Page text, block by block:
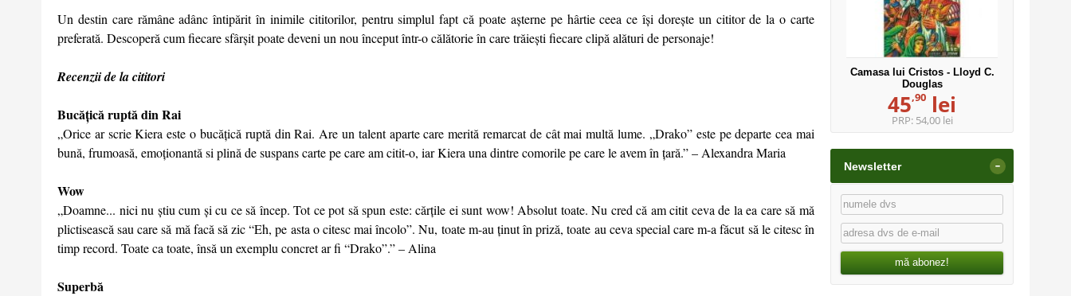
Un destin care rămâne adânc întipărit în inimile cititorilor, pentru simplul fapt că poate așterne pe hârtie ceea ce își dorește un cititor de la o carte
preferată. Descoperă cum fiecare sfârșit poate deveni un nou început într-o călătorie în care trăiești fiecare clipă alături de personaje!
Recenzii de la cititori
Bucățică ruptă din Rai
„Orice ar scrie Kiera este o bucățică ruptă din Rai. Are un talent aparte care merită remarcat de cât mai multă lume. „Drako” este pe departe cea mai
bună, frumoasă, emoționantă si plină de suspans carte pe care am citit-o, iar Kiera una dintre comorile pe care le avem în țară.” – Alexandra Maria
Wow
„Doamne... nici nu știu cum și cu ce să încep. Tot ce pot să spun este: cărțile ei sunt wow! Absolut toate. Nu cred că am citit ceva de la ea care să mă
plictisească sau care să mă facă să zic “Eh, pe asta o citesc mai încolo”. Nu, toate m-au ținut în priză, toate au ceva special care m-a făcut să le citesc în
timp record. Toate ca toate, însă un exemplu concret ar fi “Drako”.” – Alina
Superbă
Camasa lui Cristos - Lloyd C.
Douglas
45,90 lei
PRP: 54,00 lei
Newsletter -
mă abonez!